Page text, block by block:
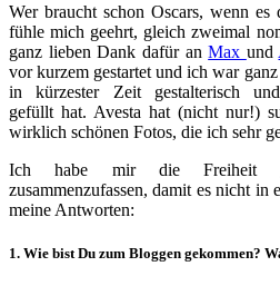
Wer braucht schon Oscars, wenn
fühle mich geehrt, gleich zweimal
ganz lieben Dank dafür anMax und
vor kurzem gestartet und ich war
in kürzester Zeit gestalterisch
gefüllt hat. Avesta hat (nicht nur!)
wirklich schönen Fotos, die ich sehr
Ich habe mir die Freiheit
zusammenzufassen, damit es nicht in
meine Antworten:
1. Wie bist Du zum Bloggen gekommen?